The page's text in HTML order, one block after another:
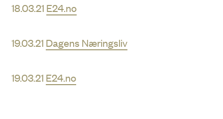
18.03.21 E24.no
19.03.21 Dagens Næringsliv
19.03.21 E24.no